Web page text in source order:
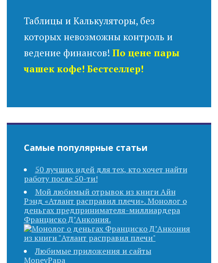
Таблицы и Калькуляторы, без
которых невозможны контроль и
ведение финансов! По цене пары
чашек кофе! Бестселлер!
Самые популярные статьи
50 лучших идей для тех, кто хочет найти
работу после 50-ти!
Мой любимый отрывок из книги Айн
Рэнд «Атлант расправил плечи». Монолог о
деньгах предпринимателя-миллиардера
Франциско Д’Анкония.
Любимые приложения и сайты
MoneyPapa